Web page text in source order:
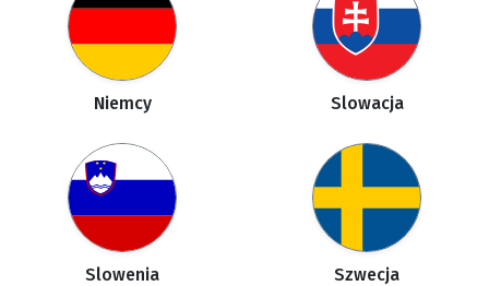
Niemcy Slowacja
Slowenia Szwecja